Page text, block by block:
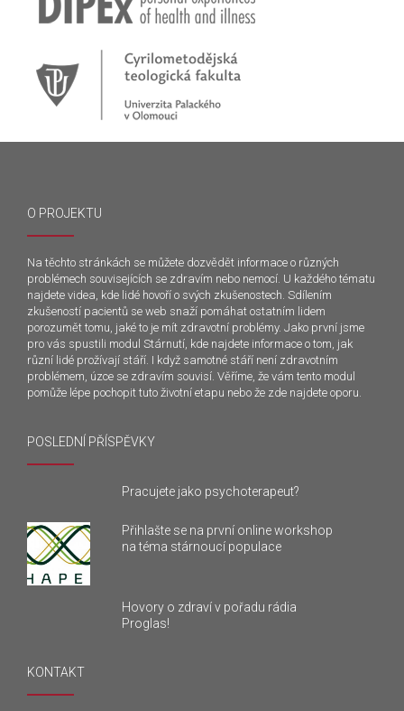
O PROJEKTU
Na těchto stránkách se můžete dozvědět informace o různých
problémech souvisejících se zdravím nebo nemocí. U každého tématu
najdete videa, kde lidé hovoří o svých zkušenostech. Sdílením
zkušeností pacientů se web snaží pomáhat ostatním lidem
porozumět tomu, jaké to je mít zdravotní problémy. Jako první jsme
pro vás spustili modul Stárnutí, kde najdete informace o tom, jak
různí lidé prožívají stáří. I když samotné stáří není zdravotním
problémem, úzce se zdravím souvisí. Věříme, že vám tento modul
pomůže lépe pochopit tuto životní etapu nebo že zde najdete oporu.
POSLEDNÍ PŘÍSPĚVKY
Pracujete jako psychoterapeut?
Přihlašte se na první online workshop
na téma stárnoucí populace
Hovory o zdraví v pořadu rádia
Proglas!
KONTAKT